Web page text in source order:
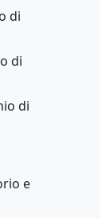
di
di
di
e